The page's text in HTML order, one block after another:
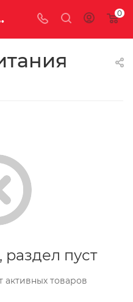
с доставкой 0
пуст
товаров